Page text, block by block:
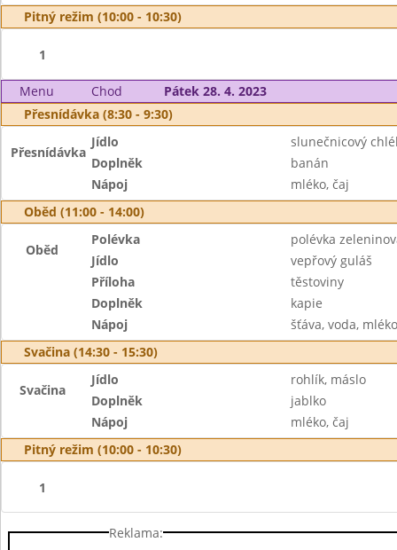
Pitný režim (10:00 - 10:30)
1
Menu Chod
Pátek 28. 4. 2023
Přesnídávka (8:30 - 9:30)
Přesnídávka
Jídlo
slunečnicový
Doplněk
banán
Nápoj
mléko, čaj
Oběd (11:00 - 14:00)
Oběd
Polévka
polévka
Jídlo
vepřový guláš
Příloha
těstoviny
Doplněk
kapie
Nápoj
šťáva, voda, mléko
Svačina (14:30 - 15:30)
Svačina
Jídlo
rohlík, máslo
Doplněk
jablko
Nápoj
mléko, čaj
Pitný režim (10:00 - 10:30)
1
Reklama: